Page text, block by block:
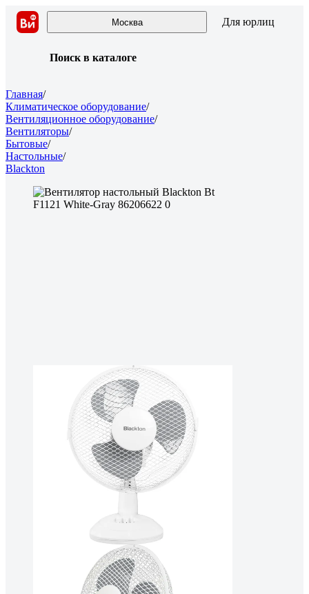
Москва Для юрлиц
Поиск в каталоге
Главная/
Климатическое оборудование/
Вентиляционное оборудование/
Вентиляторы/
Бытовые/
Настольные/
Blackton